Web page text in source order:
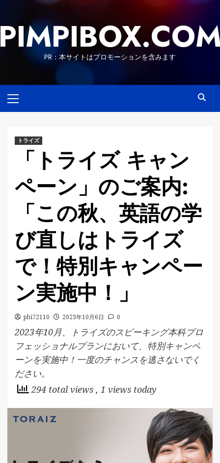
content
PR：本サイトはプロモーションを含みます
Menu
トライズ
「トライズ キャン
ペーン」のご案内:
「この秋、英語の学
び直しはトライズ
で！特別キャンペー
ン実施中！」
phi72110 2023年10月6日 0
2023年10月、トライズのスピーキング本科プロ
フェッショナルプランにおいて、特別キャンペ
ーンを実施中！一度のチャンスを逃さないでく
ださい。
294 total views , 1 views today